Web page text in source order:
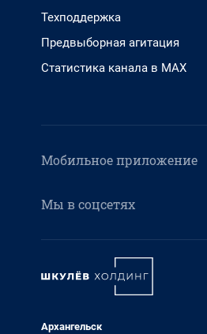
Техподдержка
Предвыборная агитация
Статистика канала в MAX
Мобильное приложение
Мы в соцсетях
Архангельск